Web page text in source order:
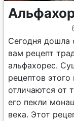
Сегодня дошла
вам рецепт
альфахорес.
рецептов
отличаются от
его пекли
века. Этот